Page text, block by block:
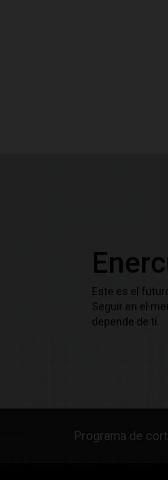
Este es el
Seguir en el
depende de tí.
Programa de